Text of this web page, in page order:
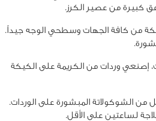
.
من كافة الجهات وسطحي الوجه جيداً.
.
إصنعي وردات من الكريمة على الكيكة
من الشوكولاتة المبشورة على الوردات.
لساعتين على الأقل.